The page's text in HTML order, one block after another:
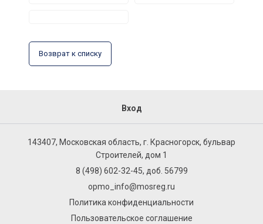
Возврат к списку
Вход
143407, Московская область, г. Красногорск, бульвар
Строителей, дом 1
8 (498) 602-32-45, доб. 56799
opmo_info@mosreg.ru
Политика конфиденциальности
Пользовательское соглашение